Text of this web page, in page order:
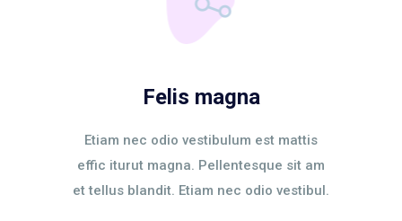
Felis magna
Etiam nec odio vestibulum est mattis
effic iturut magna. Pellentesque sit am
et tellus blandit. Etiam nec odio vestibul.